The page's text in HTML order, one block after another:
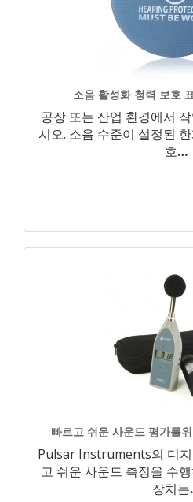
소음 활성화 청력 보호
공장 또는 산업 환경에서
시오. 소음 수준이 설정된
호…
빠르고 쉬운 사운드 평가를
Pulsar Instruments의 디
고 쉬운 사운드 측정을 수
장치는